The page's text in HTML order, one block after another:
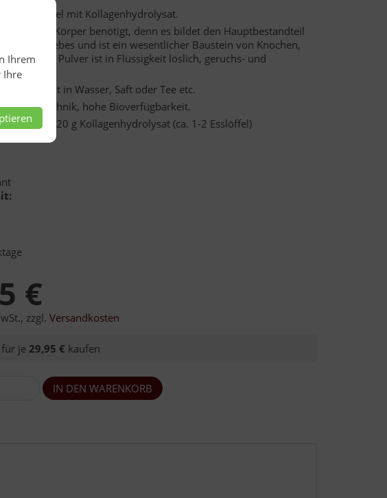
Ihrem
Ihre
mit Kollagenhydrolysat.
überall im Körper benötigt, denn es bildet den Hauptbestandteil
Bindegewebes und ist ein wesentlicher Baustein von Knochen,
Das Pulver ist in Flüssigkeit löslich, geruchs- und
Löslichkeit in Wasser, Saft oder Tee etc.
Gentechnik, hohe Bioverfügbarkeit.
10 - 20 g Kollagenhydrolysat (ca. 1-2 Esslöffel)
€
, zzgl. Versandkosten
für je 29,95 € kaufen